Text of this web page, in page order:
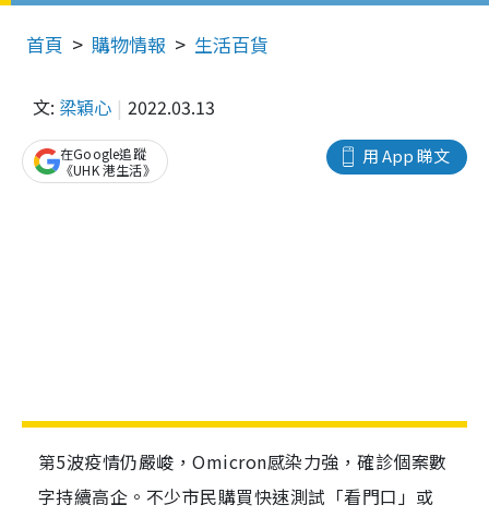
首頁 購物情報 生活百貨
文: 梁穎心 2022.03.13
用 App 睇文
在Google追蹤
《UHK 港生活》
第5波疫情仍嚴峻，Omicron感染力強，確診個案數
字持續高企。不少市民購買快速測試「看門口」或